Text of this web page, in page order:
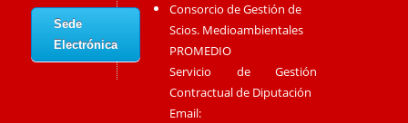
Sede
Electrónica
Consorcio de Gestión de
Scios. Medioambientales
PROMEDIO
Servicio de Gestión
Contractual de Diputación
Email: